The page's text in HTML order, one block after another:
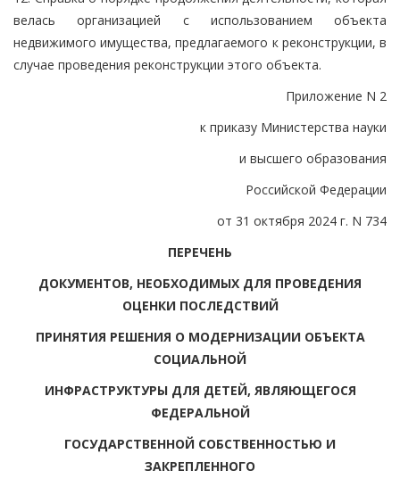
велась организацией с использованием объекта
недвижимого имущества, предлагаемого к реконструкции, в
случае проведения реконструкции этого объекта.
Приложение N 2
к приказу Министерства науки
и высшего образования
Российской Федерации
от 31 октября 2024 г. N 734
ПЕРЕЧЕНЬ
ДОКУМЕНТОВ, НЕОБХОДИМЫХ ДЛЯ ПРОВЕДЕНИЯ
ОЦЕНКИ ПОСЛЕДСТВИЙ
ПРИНЯТИЯ РЕШЕНИЯ О МОДЕРНИЗАЦИИ ОБЪЕКТА
СОЦИАЛЬНОЙ
ИНФРАСТРУКТУРЫ ДЛЯ ДЕТЕЙ, ЯВЛЯЮЩЕГОСЯ
ФЕДЕРАЛЬНОЙ
ГОСУДАРСТВЕННОЙ СОБСТВЕННОСТЬЮ И
ЗАКРЕПЛЕННОГО